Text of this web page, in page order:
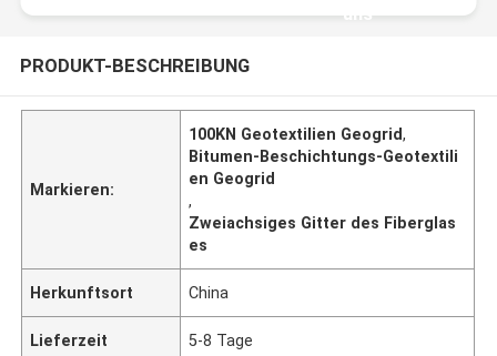
uns
PRODUKT-BESCHREIBUNG
Markieren:
100KN Geotextilien Geogrid,
Bitumen-Beschichtungs-Geotextili
en Geogrid
,
Zweiachsiges Gitter des Fiberglas
es
Herkunftsort China
Lieferzeit 5-8 Tage